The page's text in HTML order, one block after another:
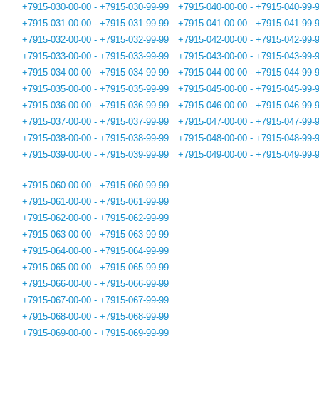
+7915-030-00-00 - +7915-030-99-99
+7915-031-00-00 - +7915-031-99-99
+7915-032-00-00 - +7915-032-99-99
+7915-033-00-00 - +7915-033-99-99
+7915-034-00-00 - +7915-034-99-99
+7915-035-00-00 - +7915-035-99-99
+7915-036-00-00 - +7915-036-99-99
+7915-037-00-00 - +7915-037-99-99
+7915-038-00-00 - +7915-038-99-99
+7915-039-00-00 - +7915-039-99-99
+7915-040-00-00 - +7915-040-99-
+7915-041-00-00 - +7915-041-99-
+7915-042-00-00 - +7915-042-99-
+7915-043-00-00 - +7915-043-99-
+7915-044-00-00 - +7915-044-99-
+7915-045-00-00 - +7915-045-99-
+7915-046-00-00 - +7915-046-99-
+7915-047-00-00 - +7915-047-99-
+7915-048-00-00 - +7915-048-99-
+7915-049-00-00 - +7915-049-99-
+7915-060-00-00 - +7915-060-99-99
+7915-061-00-00 - +7915-061-99-99
+7915-062-00-00 - +7915-062-99-99
+7915-063-00-00 - +7915-063-99-99
+7915-064-00-00 - +7915-064-99-99
+7915-065-00-00 - +7915-065-99-99
+7915-066-00-00 - +7915-066-99-99
+7915-067-00-00 - +7915-067-99-99
+7915-068-00-00 - +7915-068-99-99
+7915-069-00-00 - +7915-069-99-99